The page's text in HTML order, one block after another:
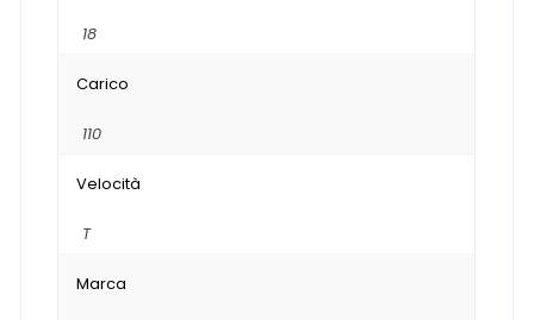
18
Carico
110
Velocità
T
Marca